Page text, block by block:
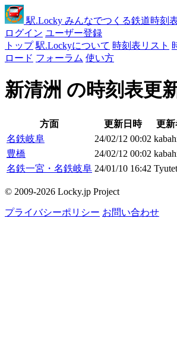
駅.Locky みんなでつくる鉄道時刻
ログイン ユーザー登録
トップ 駅.Lockyについて 時刻表リスト
ロード フォーラム 使い方
新清洲 の時刻表更
方面 更新日時
更新
名鉄岐阜
24/02/12 00:02
豊橋
24/02/12 00:02
名鉄一宮・名鉄岐阜 24/01/10 16:42
© 2009-2026 Locky.jp Project
プライバシーポリシー お問い合わせ